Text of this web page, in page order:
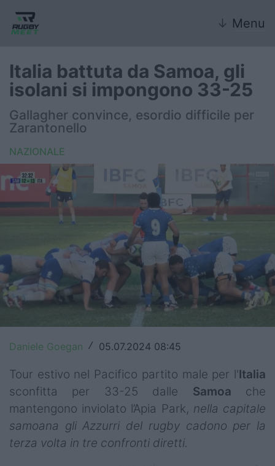
↓ Menu
Nazionali giovanili
Rugby Sevens
FIR
Internazionale
United Rugby Championship
Top14
Champions Cup
Challenge Cup
World Rugby
Rugby World Cup
Italia battuta da Samoa, gli
isolani si impongono 33-25
Gallagher convince, esordio difficile per
Zarantonello
NAZIONALE
Daniele Goegan / 05.07.2024 08:45
Tour estivo nel Pacifico partito male per l'Italia
sconfitta per 33-25 dalle Samoa che
mantengono inviolato l’Apia Park, nella capitale
samoana gli Azzurri del rugby cadono per la
terza volta in tre confronti diretti.